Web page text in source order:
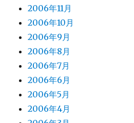
2006年11月
2006年10月
2006年9月
2006年8月
2006年7月
2006年6月
2006年5月
2006年4月